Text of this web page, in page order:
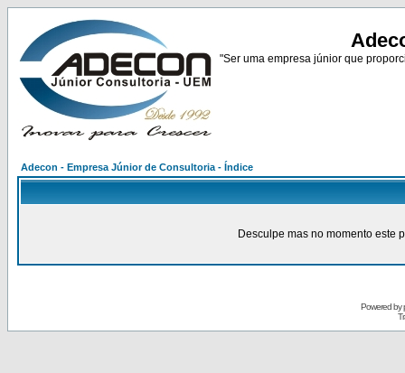
"Ser uma empresa júnior que
Adecon - Empresa Júnior de Consultoria - Índice
Desculpe mas no momento este
Powered by